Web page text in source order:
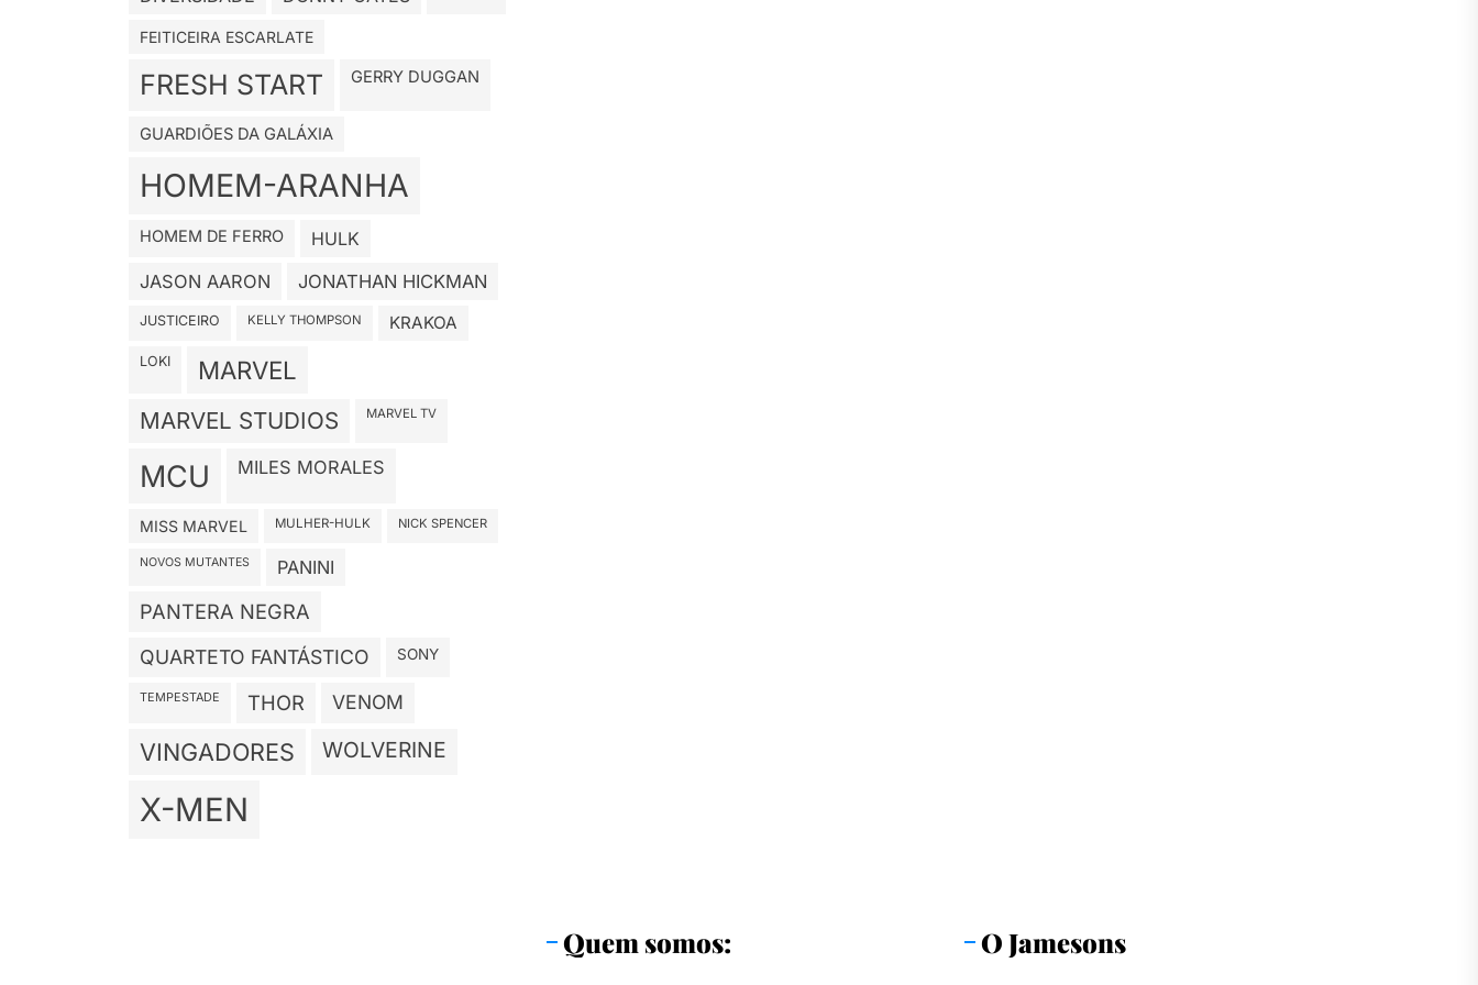
FEITICEIRA ESCARLATE
FRESH START GERRY DUGGAN
GUARDIÕES DA GALÁXIA
HOMEM-ARANHA
HOMEM DE FERRO
HULK
JASON AARON
JONATHAN HICKMAN
JUSTICEIRO KELLY THOMPSON KRAKOA
LOKI MARVEL
MARVEL STUDIOS MARVEL TV
MCU MILES MORALES
MISS MARVEL MULHER-HULK NICK SPENCER
NOVOS MUTANTES PANINI
PANTERA NEGRA
QUARTETO FANTÁSTICO SONY
TEMPESTADE THOR VENOM
VINGADORES WOLVERINE
X-MEN
Quem somos: O Jamesons